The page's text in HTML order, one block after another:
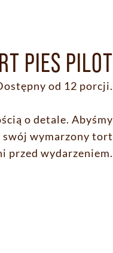
PIES PILOT
od 12 porcji.
o detale. Abyśmy
swój wymarzony tort
przed wydarzeniem.